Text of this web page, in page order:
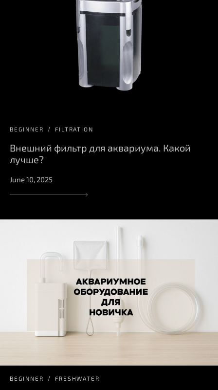
BEGINNER FILTRATION
Внешний фильтр для аквариума. Какой
лучше?
June 10, 2025
BEGINNER FRESHWATER